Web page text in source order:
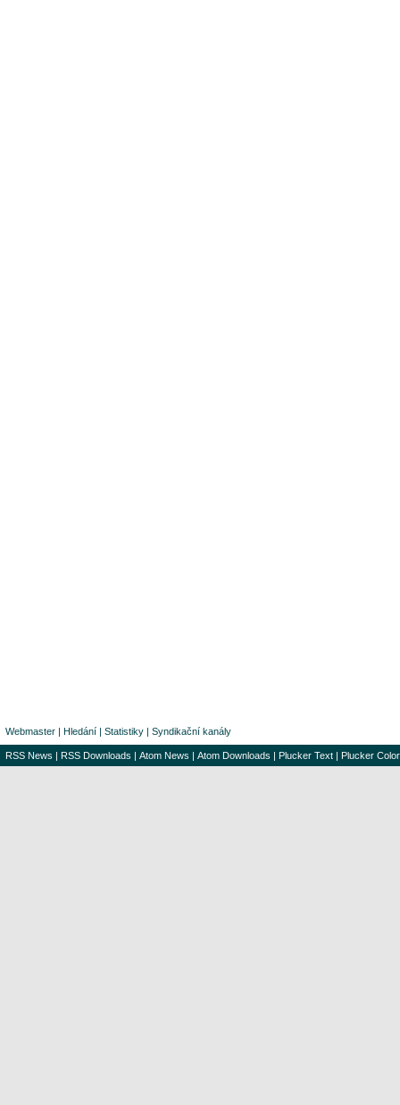
Webmaster | Hledání | Statistiky | Syndikační kanály
RSS News | RSS Downloads | Atom News | Atom Downloads | Plucker Text | Plucker Color